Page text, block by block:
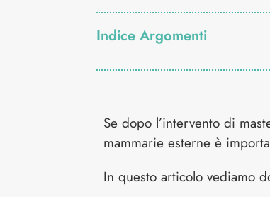
Indice Argomenti
Se dopo l’intervento di
mammarie esterne è
In questo articolo vediamo